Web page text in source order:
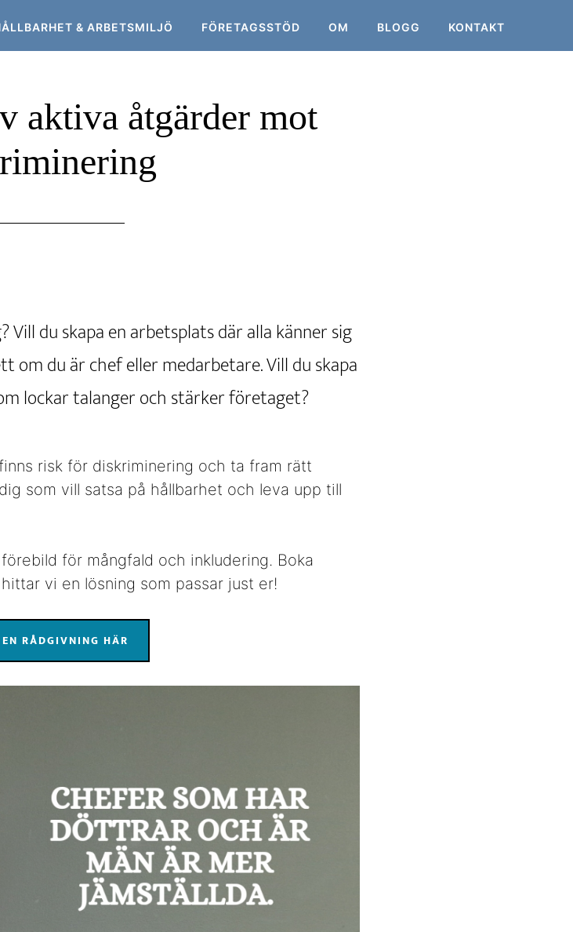
& ARBETSMILJÖ FÖRETAGSSTÖD OM BLOGG KONTAKT
aktiva åtgärder mot
du skapa en arbetsplats där alla känner sig
om du är chef eller medarbetare. Vill du skapa
lockar talanger och stärker företaget?
risk för diskriminering och ta fram rätt
som vill satsa på hållbarhet och leva upp till
för mångfald och inkludering. Boka
vi en lösning som passar just er!
RÅDGIVNING HÄR